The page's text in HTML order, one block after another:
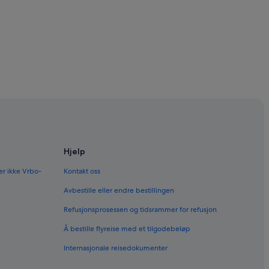
ikke Vrbo-
Hjelp
Kontakt oss
Avbestille eller endre bestillingen
Refusjonsprosessen og tidsrammer for refusjon
Å bestille flyreise med et tilgodebeløp
Internasjonale reisedokumenter